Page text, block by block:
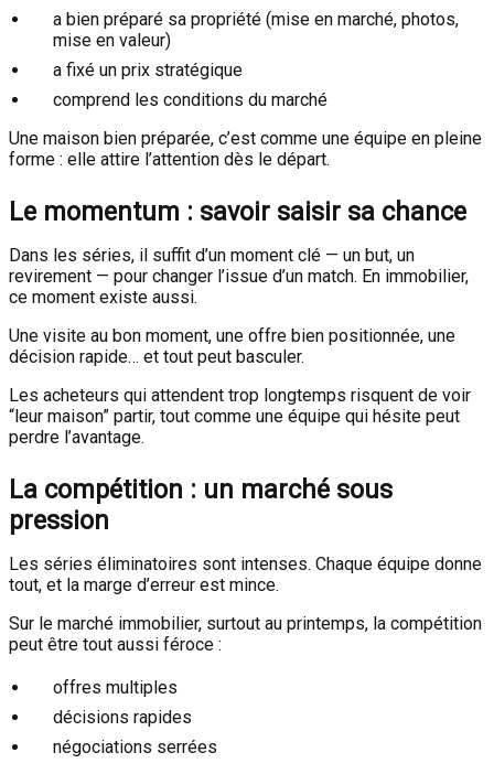
a bien préparé sa propriété (mise en marché, photos,
mise en valeur)
a fixé un prix stratégique
comprend les conditions du marché
Une maison bien préparée, c’est comme une équipe en pleine
forme : elle attire l’attention dès le départ.
Le momentum : savoir saisir sa chance
Dans les séries, il suffit d’un moment clé — un but, un
revirement — pour changer l’issue d’un match. En immobilier,
ce moment existe aussi.
Une visite au bon moment, une offre bien positionnée, une
décision rapide… et tout peut basculer.
Les acheteurs qui attendent trop longtemps risquent de voir
“leur maison” partir, tout comme une équipe qui hésite peut
perdre l’avantage.
La compétition : un marché sous
pression
Les séries éliminatoires sont intenses. Chaque équipe donne
tout, et la marge d’erreur est mince.
Sur le marché immobilier, surtout au printemps, la compétition
peut être tout aussi féroce :
offres multiples
décisions rapides
négociations serrées